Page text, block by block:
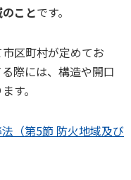
ことです。
区町村が定めてお
際には、構造や開口
す。
法（第5節 防火地域及び